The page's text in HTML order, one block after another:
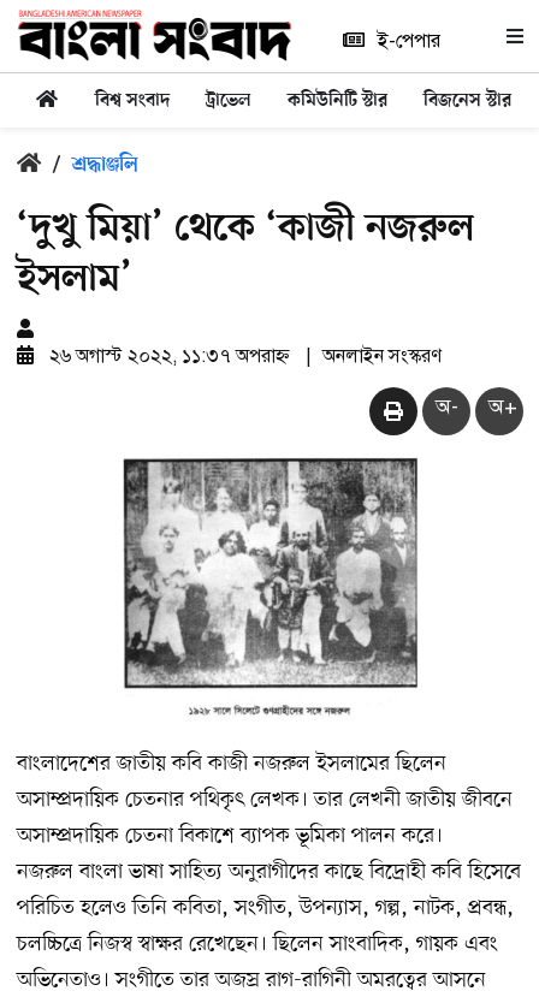
ই-পেপার
বিশ্ব সংবাদ ট্রাভেল কমিউনিটি স্টার বিজনেস স্টার
/ শ্রদ্ধাঞ্জলি
‘দুখু মিয়া’ থেকে ‘কাজী নজরুল
ইসলাম’
২৬ অগাস্ট ২০২২, ১১:৩৭ অপরাহ্ন অনলাইন সংস্করণ
অ- অ+
বাংলাদেশের জাতীয় কবি কাজী নজরুল ইসলামের ছিলেন
অসাম্প্রদায়িক চেতনার পথিকৃৎ লেখক। তার লেখনী জাতীয় জীবনে
অসাম্প্রদায়িক চেতনা বিকাশে ব্যাপক ভূমিকা পালন করে।
নজরুল বাংলা ভাষা সাহিত্য অনুরাগীদের কাছে বিদ্রোহী কবি হিসেবে
পরিচিত হলেও তিনি কবিতা, সংগীত, উপন্যাস, গল্প, নাটক, প্রবন্ধ,
চলচ্চিত্রে নিজস্ব স্বাক্ষর রেখেছেন। ছিলেন সাংবাদিক, গায়ক এবং
অভিনেতাও। সংগীতে তার অজস্র রাগ-রাগিনী অমরত্বের আসনে